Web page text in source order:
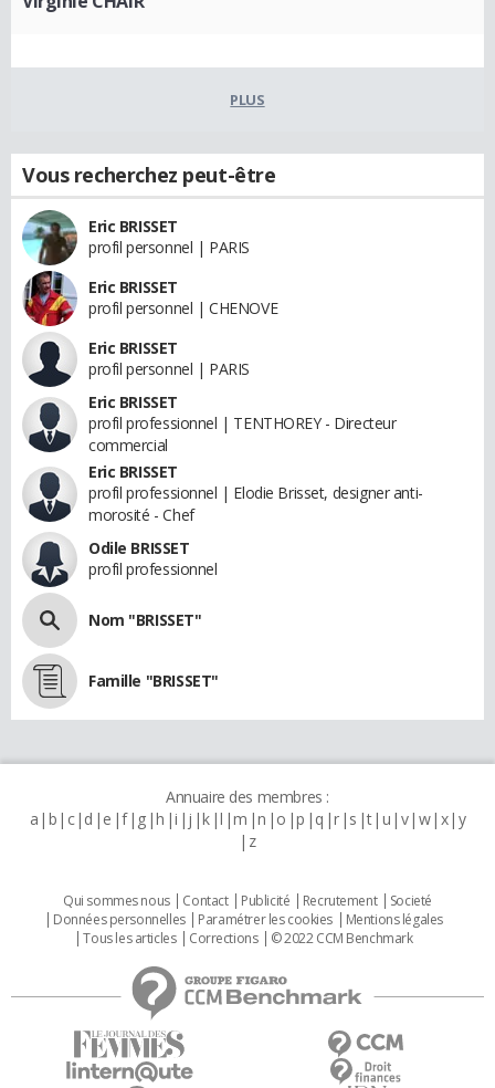
PLUS
Vous recherchez peut-être
Eric BRISSET
profil personnel | PARIS
Eric BRISSET
profil personnel | CHENOVE
Eric BRISSET
profil personnel | PARIS
Eric BRISSET
profil professionnel | TENTHOREY - Directeur
commercial
Eric BRISSET
profil professionnel | Elodie Brisset, designer anti-
morosité - Chef
Odile BRISSET
profil professionnel
Nom "BRISSET"
Famille "BRISSET"
Annuaire des membres :
a b c d e f g h i j k l m n o p q r s t u v w x y
z
Qui sommes nous Contact Publicité Recrutement
Societé
Données personnelles
Paramétrer les cookies
Mentions légales
Tous les articles
Corrections © 2022 CCM Benchmark